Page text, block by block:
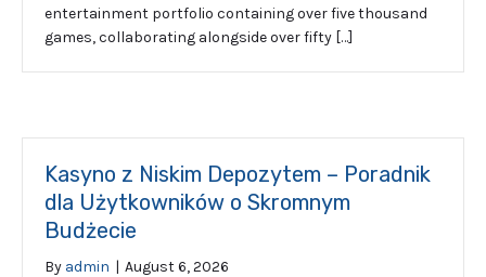
entertainment portfolio containing over five thousand
games, collaborating alongside over fifty […]
Kasyno z Niskim Depozytem – Poradnik
dla Użytkowników o Skromnym
Budżecie
By admin | August 6, 2026